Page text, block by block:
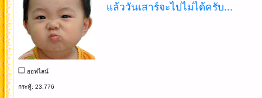
ออฟไลน์
กระทู้: 23,776
แล้ววันเสาร์จะไปไม่ได้ครับ...